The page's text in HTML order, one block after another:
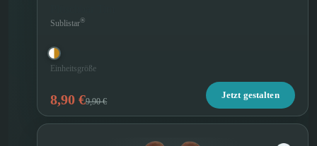
Sublistar®
Einheitsgröße
8,90 €9,90 €
Jetzt gestalten